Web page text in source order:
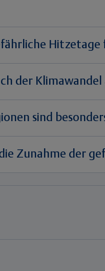
Hitzetage
der Klimawandel
sind
Zunahme der